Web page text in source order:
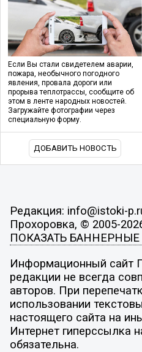
Если Вы стали свидетелем аварии,
пожара, необычного погодного
явления, провала дороги или
прорыва теплотрассы, сообщите об
этом в ленте народных новостей.
Загружайте фотографии через
специальную форму.
ДОБАВИТЬ НОВОСТЬ
Редакция: info@istoki-
Прохоровка, © 2005-
ПОКАЗАТЬ
Информационный сайт
редакции не всегда
авторов. При
использовании
настоящего сайта на
Интернет гиперссылка
обязательна.